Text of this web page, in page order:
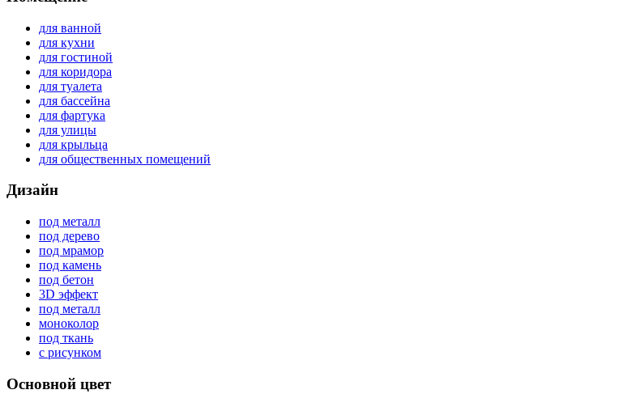
для ванной
для кухни
для гостиной
для коридора
для туалета
для бассейна
для фартука
для улицы
для крыльца
для общественных помещений
Дизайн
под металл
под дерево
под мрамор
под камень
под бетон
3D эффект
под металл
моноколор
под ткань
с рисунком
Основной цвет